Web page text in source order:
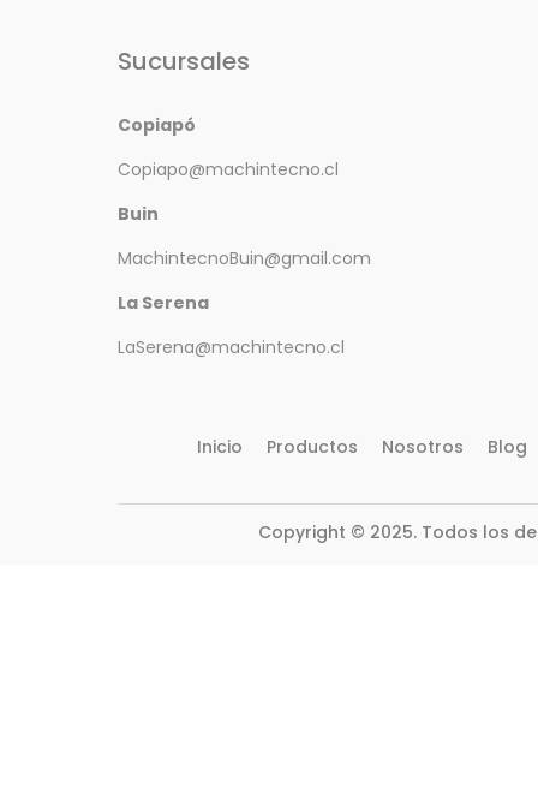
Sucursales
Copiapó
Copiapo@machintecno.cl
Buin
MachintecnoBuin@gmail.com
La Serena
LaSerena@machintecno.cl
Inicio Productos Nosotros Blog
Copyright © 2025. Todos los